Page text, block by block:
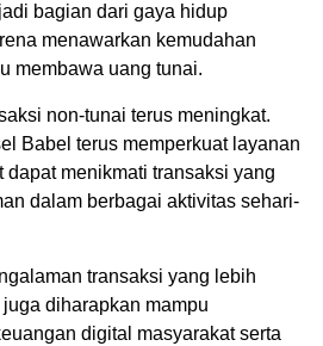
bagian dari gaya hidup
menawarkan kemudahan
membawa uang tunai.
non-tunai terus meningkat.
Babel terus memperkuat layanan
dapat menikmati transaksi yang
dalam berbagai aktivitas sehari-
transaksi yang lebih
diharapkan mampu
digital masyarakat serta